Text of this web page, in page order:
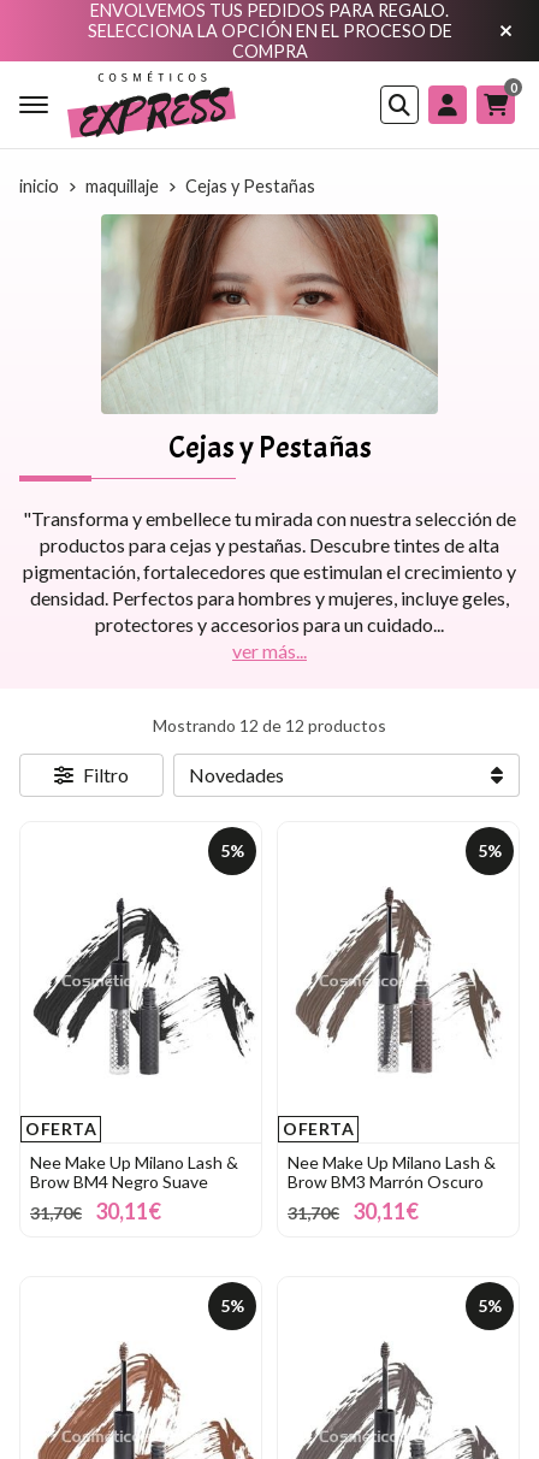
ENVOLVEMOS TUS PEDIDOS PARA REGALO.
SELECCIONA LA OPCIÓN EN EL PROCESO DE
COMPRA
Buscar
0
inicio maquillaje Cejas y Pestañas
Cejas y Pestañas
"Transforma y embellece tu mirada con nuestra selección de
productos para cejas y pestañas. Descubre tintes de alta
pigmentación, fortalecedores que estimulan el crecimiento y
densidad. Perfectos para hombres y mujeres, incluye geles,
protectores y accesorios para un cuidado
ver más...
Mostrando 12 de 12 productos
Filtro
5%
OFERTA
Nee Make Up Milano Lash &
Brow BM4 Negro Suave
31,70€
30,11€
5%
OFERTA
Nee Make Up Milano Lash &
Brow BM3 Marrón Oscuro
31,70€
30,11€
5% 5%